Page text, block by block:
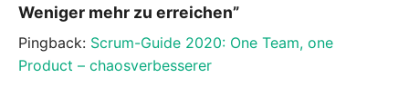
Weniger mehr zu erreichen”
Pingback: Scrum-Guide 2020: One Team, one
Product – chaosverbesserer